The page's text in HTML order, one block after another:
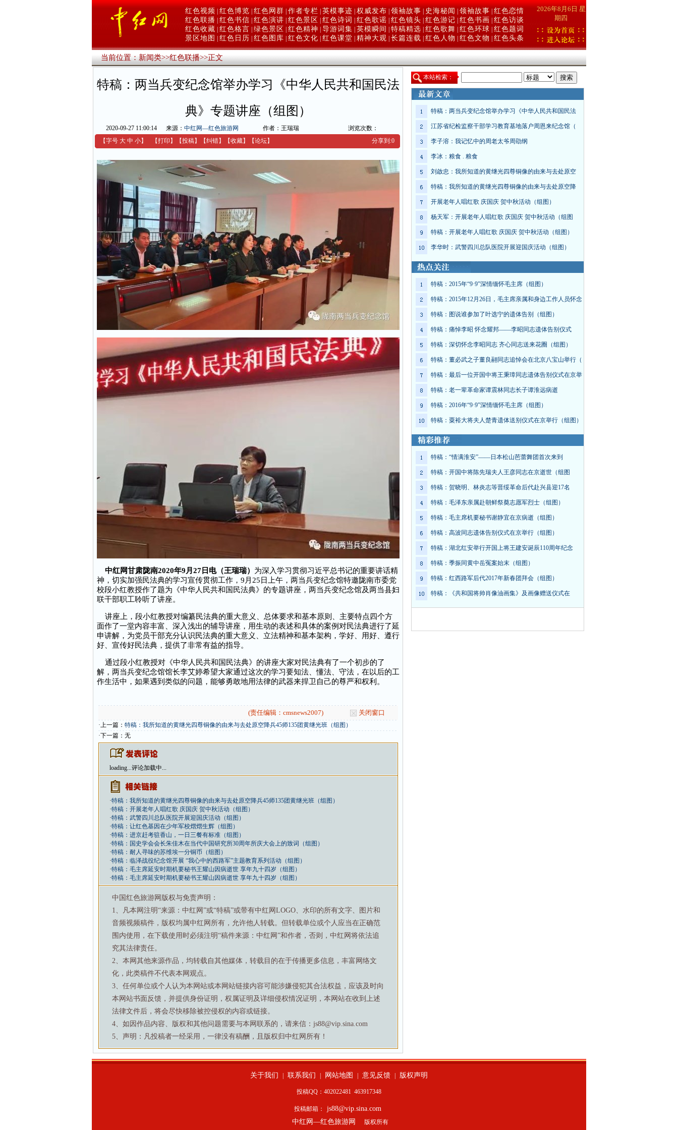
红色视频 红色博览 红色网群 作者专栏 英模事迹 权威发布 领袖故事 史海秘闻 领袖故事 红色恋情
红色联播 红色书信 红色演讲 红色景区 红色诗词 红色歌谣 红色镜头 红色游记 红色书画
红色访谈
红色收藏 红色格言 绿色景区 红色精神 导游词集 英模瞬间 特稿精选 红色歌舞 红色环球 红色题词
景区地图
红色日历 红色图库 红色文化 红色课堂 精神大观 长篇连载 红色人物 红色文物 红色头条
2026年8月6日 星
期四
当前位置：新闻类>>红色联播>>正文
特稿：两当兵变纪念馆举办学习《中华人民共和国民法
典》专题讲座（组图）
2020-09-27 11:00:14 来源： 中红网—红色旅游网 作者：王瑞瑞
浏览次数：
【字号 大 中 小】 【打印 】 【投稿】 【纠错】 【收藏】 【论坛】 分享到:0
中红网甘肃陇南2020年9月27日电（王瑞瑞） 为深入学习贯彻习近平总书记的重要讲话精
神，切实加强民法典的学习宣传贯彻工作，9月25日上午，两当兵变纪念馆特邀陇南市委党
校段小红教授作了题为《中华人民共和国民法典》的专题讲座，两当兵变纪念馆及两当县妇
联干部职工聆听了讲座。
讲座上，段小红教授对编纂民法典的重大意义、总体要求和基本原则、主要特点四个方
面作了一堂内容丰富、深入浅出的辅导讲座，用生动的表述和具体的案例对民法典进行了延
申讲解，为党员干部充分认识民法典的重大意义、立法精神和基本架构，学好、用好、遵行
好、宣传好民法典，提供了非常有益的指导。
通过段小红教授对《中华人民共和国民法典》的讲座大家对民法典有了一个初步的了
解，两当兵变纪念馆馆长李艾婷希望大家通过这次的学习要知法、懂法、守法，在以后的工
作生活中，如果遇到类似的问题，能够勇敢地用法律的武器来捍卫自己的尊严和权利。
(责任编辑：cmsnews2007) 关闭窗口
·上一篇： 特稿：我所知道的黄继光四尊铜像的由来与去处原空降兵45师135团黄继光班（组图）
·下一篇：无
loading...评论加载中...
·特稿：我所知道的黄继光四尊铜像的由来与去处原空降兵45师135团黄继光班（组图）
·特稿：开展老年人唱红歌 庆国庆 贺中秋活动（组图）
·特稿：武警四川总队医院开展迎国庆活动（组图）
·特稿：让红色基因在少年军校熠熠生辉（组图）
·特稿：进京赶考驻香山，一日三餐有标准（组图）
·特稿：国史学会会长朱佳木在当代中国研究所30周年所庆大会上的致词（组图）
·特稿：耐人寻味的苏维埃一分铜币（组图）
·特稿：临泽战役纪念馆开展 “我心中的西路军”主题教育系列活动（组图）
·特稿：毛主席延安时期机要秘书王耀山因病逝世 享年九十四岁（组图）
·特稿：毛主席延安时期机要秘书王耀山因病逝世 享年九十四岁（组图）
中国红色旅游网版权与免责声明：
1、凡本网注明“来源：中红网”或“特稿”或带有中红网LOGO、水印的所有文字、图片和
音频视频稿件，版权均属中红网所有，允许他人转载。但转载单位或个人应当在正确范
围内使用，在下载使用时必须注明“稿件来源：中红网”和作者，否则，中红网将依法追
究其法律责任。
2、本网其他来源作品，均转载自其他媒体，转载目的在于传播更多信息，丰富网络文
化，此类稿件不代表本网观点。
3、任何单位或个人认为本网站或本网站链接内容可能涉嫌侵犯其合法权益，应该及时向
本网站书面反馈，并提供身份证明，权属证明及详细侵权情况证明，本网站在收到上述
法律文件后，将会尽快移除被控侵权的内容或链接。
4、如因作品内容、版权和其他问题需要与本网联系的，请来信：js88@vip.sina.com
5、声明：凡投稿者一经采用，一律没有稿酬，且版权归中红网所有！
本站检索：
特稿：两当兵变纪念馆举办学习《中华人民共和国民法
江苏省纪检监察干部学习教育基地落户周恩来纪念馆（
李子溶：我记忆中的周老太爷周劭纲
李冰：粮食 . 粮食
刘啟忠：我所知道的黄继光四尊铜像的由来与去处原空
特稿：我所知道的黄继光四尊铜像的由来与去处原空降
开展老年人唱红歌 庆国庆 贺中秋活动（组图）
杨天军：开展老年人唱红歌 庆国庆 贺中秋活动（组图
特稿：开展老年人唱红歌 庆国庆 贺中秋活动（组图）
李华时：武警四川总队医院开展迎国庆活动（组图）
特稿：2015年“9·9”深情缅怀毛主席（组图）
特稿：2015年12月26日，毛主席亲属和身边工作人员怀念
特稿：图说谁参加了叶选宁的遗体告别（组图）
特稿：痛悼李昭 怀念耀邦——李昭同志遗体告别仪式
特稿：深切怀念李昭同志 齐心同志送来花圈（组图）
特稿：董必武之子董良翮同志追悼会在北京八宝山举行（
特稿：最后一位开国中将王秉璋同志遗体告别仪式在京举
特稿：老一辈革命家谭震林同志长子谭淮远病逝
特稿：2016年“9·9”深情缅怀毛主席（组图）
特稿：粟裕大将夫人楚青遗体送别仪式在京举行（组图）
特稿：“情满淮安”——日本松山芭蕾舞团首次来到
特稿：开国中将陈先瑞夫人王彦同志在京逝世（组图
特稿：贺晓明、林炎志等晋绥革命后代赴兴县迎17名
特稿：毛泽东亲属赴朝鲜祭奠志愿军烈士（组图）
特稿：毛主席机要秘书谢静宜在京病逝（组图）
特稿：高波同志遗体告别仪式在京举行（组图）
特稿：湖北红安举行开国上将王建安诞辰110周年纪念
特稿：季振同黄中岳冤案始末（组图）
特稿：红西路军后代2017年新春团拜会（组图）
特稿：《共和国将帅肖像油画集》及画像赠送仪式在
关于我们 联系我们 网站地图 意见反馈 版权声明
投稿QQ：402022481 463917348
投稿邮箱：
js88@vip.sina.com
中红网—红色旅游网
版权所有